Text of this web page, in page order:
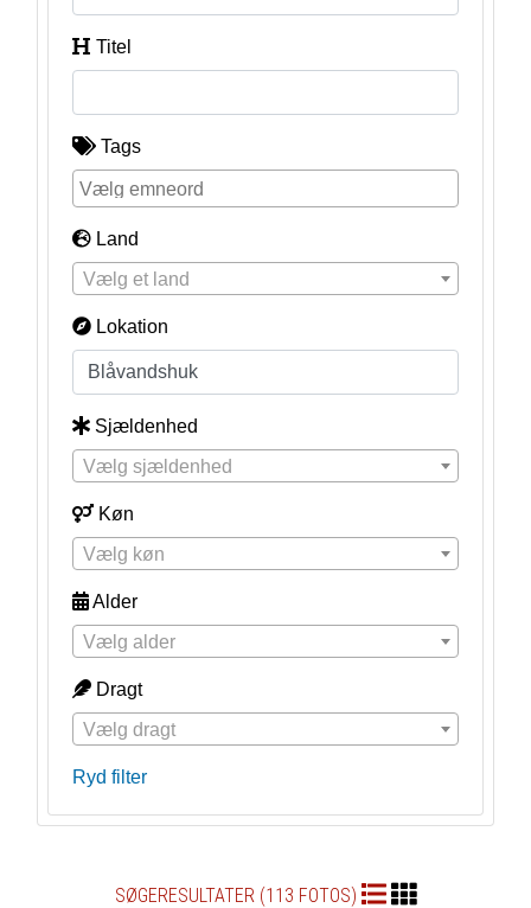
Titel
Tags
Land
Vælg et land
Lokation
Sjældenhed
Vælg sjældenhed
Køn
Vælg køn
Alder
Vælg alder
Dragt
Vælg dragt
Ryd filter
SØGERESULTATER (113 FOTOS)